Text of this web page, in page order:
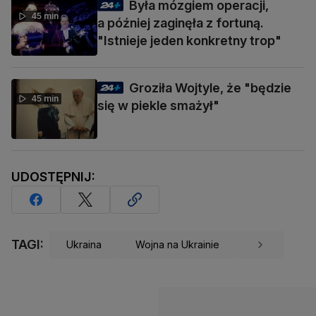
45 min
Była mózgiem operacji,
a później zaginęła z fortuną.
"Istnieje jeden konkretny trop"
45 min
Groziła Wojtyle, że "będzie
się w piekle smażył"
UDOSTĘPNIJ:
TAGI: Ukraina Wojna na Ukrainie